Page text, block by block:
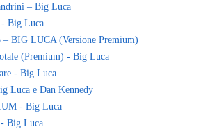
– Big Luca
Big Luca
– BIG LUCA (Versione Premium)
(Premium) - Big Luca
- Big Luca
Luca e Dan Kennedy
- Big Luca
Big Luca